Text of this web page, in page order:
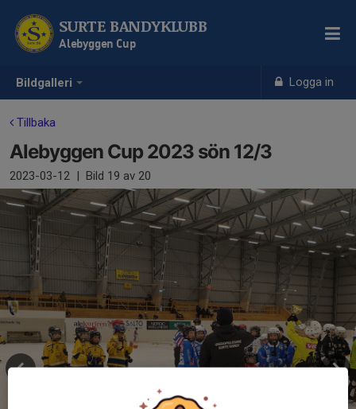
Bildgalleri Logga in
SURTE BANDYKLUBB
Alebyggen Cup
Tillbaka
Alebyggen Cup 2023 sön 12/3
2023-03-12 | Bild 19 av 20